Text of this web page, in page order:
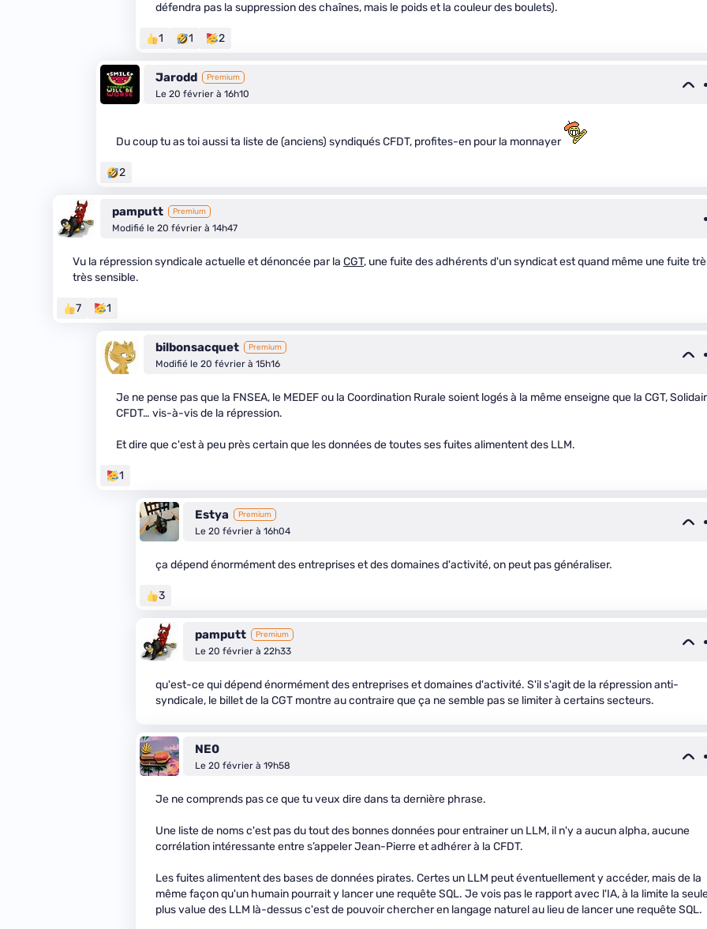
défendra pas la suppression des chaînes, mais le poids et la couleur des boulets).
1 1 2
Jarodd Premium
Le 20 février à 16h10
Du coup tu as toi aussi ta liste de (anciens) syndiqués CFDT, profites-en pour la monnayer
2
pamputt Premium
Modifié le 20 février à 14h47
Vu la répression syndicale actuelle et dénoncée par la CGT, une fuite des adhérents d'un syndicat est quand même une fuite
très sensible.
7 1
bilbonsacquet Premium
Modifié le 20 février à 15h16
Je ne pense pas que la FNSEA, le MEDEF ou la Coordination Rurale soient logés à la même enseigne que la CGT,
CFDT… vis-à-vis de la répression.
Et dire que c'est à peu près certain que les données de toutes ses fuites alimentent des LLM.
1
Estya Premium
Le 20 février à 16h04
ça dépend énormément des entreprises et des domaines d'activité, on peut pas généraliser.
3
pamputt Premium
Le 20 février à 22h33
qu'est-ce qui dépend énormément des entreprises et domaines d'activité. S'il s'agit de la répression anti-
syndicale, le billet de la CGT montre au contraire que ça ne semble pas se limiter à certains secteurs.
NE0
Le 20 février à 19h58
Je ne comprends pas ce que tu veux dire dans ta dernière phrase.
Une liste de noms c'est pas du tout des bonnes données pour entrainer un LLM, il n'y a aucun alpha, aucune
corrélation intéressante entre s’appeler Jean-Pierre et adhérer à la CFDT.
Les fuites alimentent des bases de données pirates. Certes un LLM peut éventuellement y accéder, mais de la
même façon qu'un humain pourrait y lancer une requête SQL. Je vois pas le rapport avec l'IA, à la limite la
plus value des LLM là-dessus c'est de pouvoir chercher en langage naturel au lieu de lancer une requête SQL.